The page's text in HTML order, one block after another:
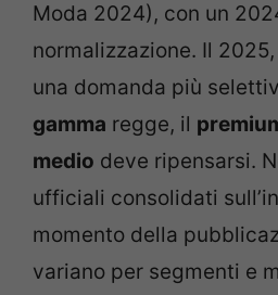
Moda 2024), con un
normalizzazione. Il
una domanda più
gamma regge, il
medio deve ripensarsi.
ufficiali consolidati
momento della
variano per segmenti e